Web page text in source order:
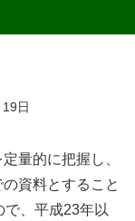
日
量的に把握し、
資料とすること
、平成23年以